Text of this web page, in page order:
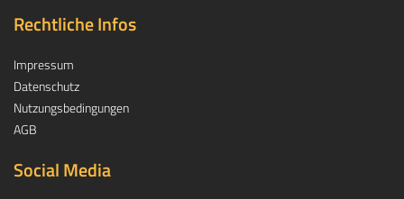
Rechtliche Infos
Impressum
Datenschutz
Nutzungsbedingungen
AGB
Social Media